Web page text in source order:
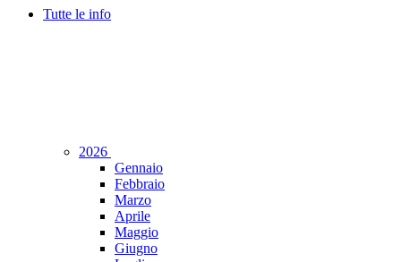
Tutte le info
2026
Gennaio
Febbraio
Marzo
Aprile
Maggio
Giugno